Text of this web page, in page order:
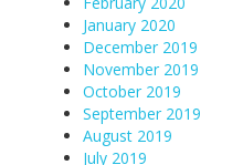
January 2020
December 2019
November 2019
October 2019
September 2019
August 2019
July 2019